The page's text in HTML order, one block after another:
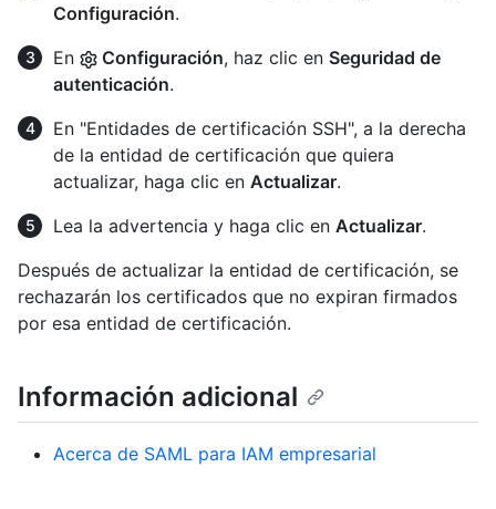
Configuración.
En
Configuración, haz clic en Seguridad de
autenticación.
En "Entidades de certificación SSH", a la derecha
de la entidad de certificación que quiera
actualizar, haga clic en Actualizar.
Lea la advertencia y haga clic en Actualizar.
Después de actualizar la entidad de certificación, se
rechazarán los certificados que no expiran firmados
por esa entidad de certificación.
Información adicional
Acerca de SAML para IAM empresarial